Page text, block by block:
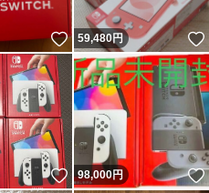
いいね！
59,480円
いいね！
98,000円